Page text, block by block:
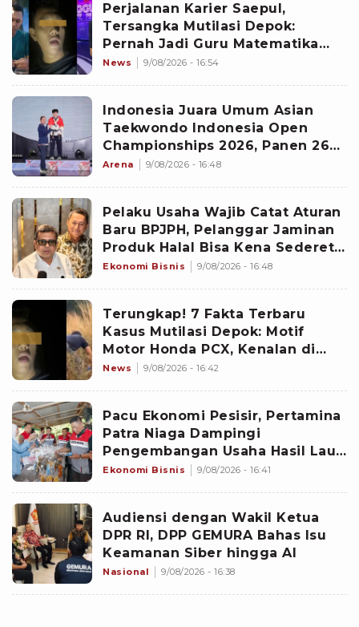
Perjalanan Karier Saepul,
Tersangka Mutilasi Depok:
Pernah Jadi Guru Matematika
hingga Tampil di TV
News 9/08/2026 - 16:54
Indonesia Juara Umum Asian
Taekwondo Indonesia Open
Championships 2026, Panen 26
Medali Usai Kalahkan 35 Negara
Arena 9/08/2026 - 16:48
Pelaku Usaha Wajib Catat Aturan
Baru BPJPH, Pelanggar Jaminan
Produk Halal Bisa Kena Sederet
Sanksi
Ekonomi Bisnis 9/08/2026 - 16:48
Terungkap! 7 Fakta Terbaru
Kasus Mutilasi Depok: Motif
Motor Honda PCX, Kenalan di
Aplikasi hingga Pelaku Kabur ke
News 9/08/2026 - 16:42
Pacu Ekonomi Pesisir, Pertamina
Patra Niaga Dampingi
Pengembangan Usaha Hasil Laut
di Batam
Ekonomi Bisnis 9/08/2026 - 16:41
Audiensi dengan Wakil Ketua
DPR RI, DPP GEMURA Bahas Isu
Keamanan Siber hingga AI
Nasional 9/08/2026 - 16:38